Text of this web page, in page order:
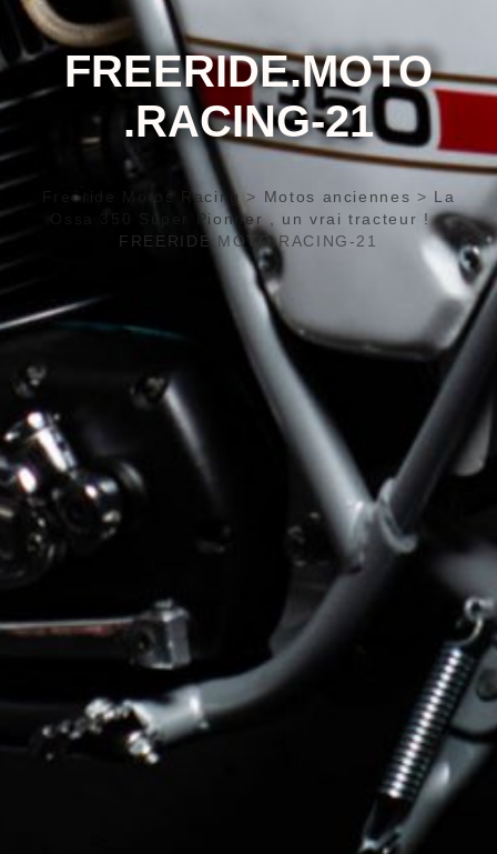
FREERIDE.MOTO
.RACING-21
Freeride Motos Racing > Motos anciennes > La
Ossa 350 Super Pionner , un vrai tracteur !>
FREERIDE.MOTO.RACING-21